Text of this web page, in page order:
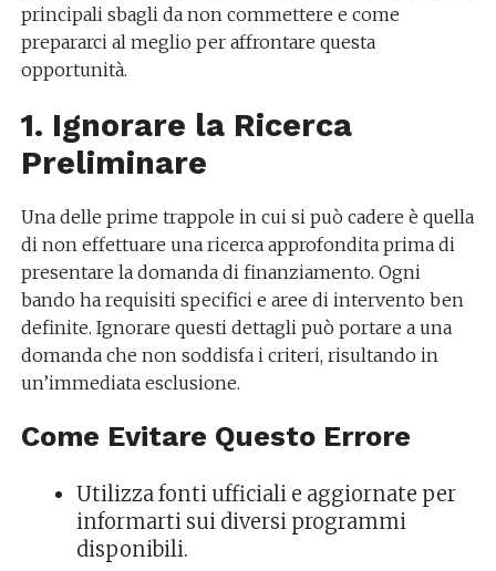
principali sbagli da non commettere e come
prepararci al meglio per affrontare questa
opportunità.
1. Ignorare la Ricerca
Preliminare
Una delle prime trappole in cui si può cadere è quella
di non effettuare una ricerca approfondita prima di
presentare la domanda di finanziamento. Ogni
bando ha requisiti specifici e aree di intervento ben
definite. Ignorare questi dettagli può portare a una
domanda che non soddisfa i criteri, risultando in
un’immediata esclusione.
Come Evitare Questo Errore
Utilizza fonti ufficiali e aggiornate per
informarti sui diversi programmi
disponibili.